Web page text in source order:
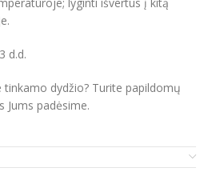
d.d.
tinkamo dydžio? Turite papildomų
Jums padėsime.